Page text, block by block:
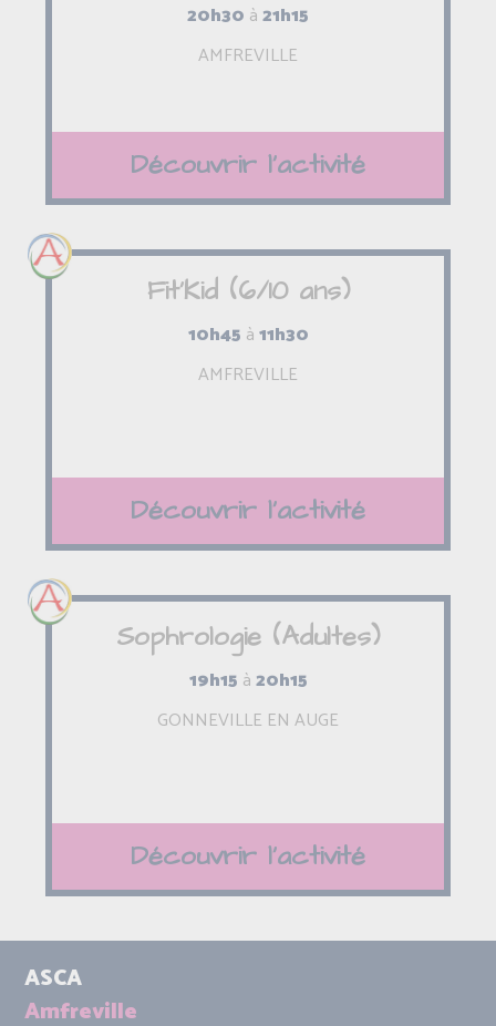
20h30 à21h15
AMFREVILLE
Découvrir l'activité
Fit'Kid (6/10 ans)
10h45 à11h30
AMFREVILLE
Découvrir l'activité
Sophrologie (Adultes)
19h15 à20h15
GONNEVILLE EN AUGE
Découvrir l'activité
ASCA
Amfreville